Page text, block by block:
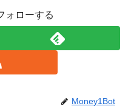
ォローする
Money1Bot